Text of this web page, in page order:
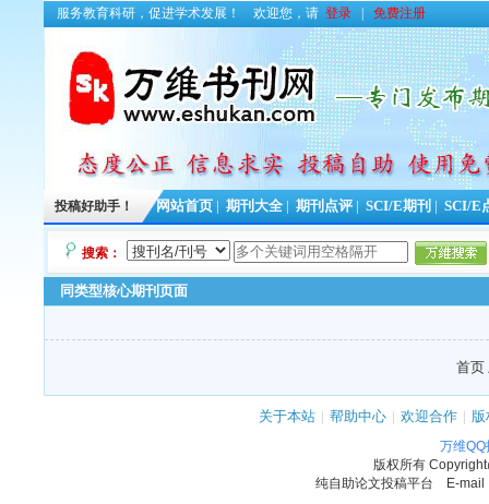
服务教育科研，促进学术发展！ 欢迎您，请 登录 免费注册
投稿好助手！ 网站首页 期刊大全 期刊点评 SCI/E期刊 SCI/E
搜索：
同类型核心期刊页面
首页
关于本站 | 帮助中心 | 欢迎合作 |
万维
版权所有
纯自助论文投稿平台 E-mail